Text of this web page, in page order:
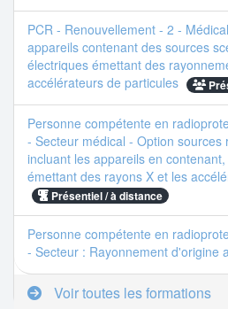
PCR - Renouvellement - 2 -
appareils contenant des sources
électriques émettant des
accélérateurs de particules
Personne compétente en
- Secteur médical - Option sources
incluant les appareils en
émettant des rayons X et les
Présentiel / à distance
Personne compétente en
- Secteur : Rayonnement d'origine
Voir toutes les formations